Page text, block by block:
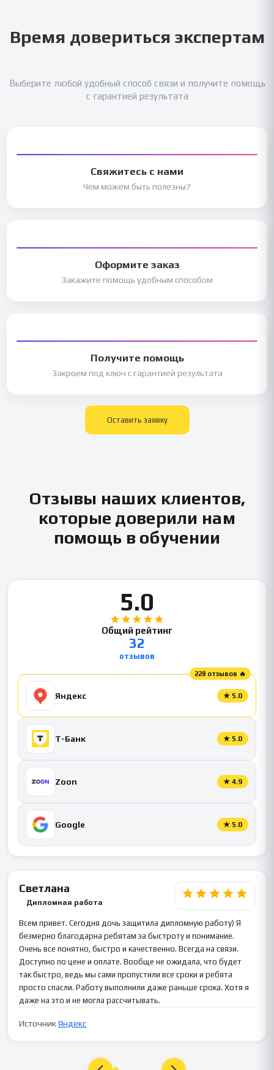
Время довериться экспертам
Выберите любой удобный способ связи и получите помощь
с гарантией результата
Свяжитесь с нами
Чем можем быть полезны?
Оформите заказ
Закажите помощь удобным способом
Получите помощь
Закроем под ключ с гарантией результата
Оставить заявку
Отзывы наших клиентов,
которые доверили нам
помощь в обучении
5.0
Общий рейтинг
32
отзывов
228 отзывов 🔥
Яндекс ★ 5.0
Т-Банк ★ 5.0
Zoon ★ 4.9
Google ★ 5.0
Светлана
Дипломная работа
Всем привет. Сегодня дочь защитила дипломную работу) Я
безмерно благодарна ребятам за быстроту и понимание.
Очень все понятно, быстро и качественно. Всегда на связи.
Доступно по цене и оплате. Вообще не ожидала, что будет
так быстро, ведь мы сами пропустили все сроки и ребята
просто спасли. Работу выполнили даже раньше срока. Хотя я
даже на это и не могла рассчитывать.
ИсточникЯндекс